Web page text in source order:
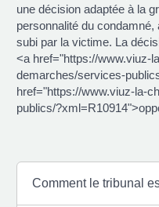
une décision adaptée à la
personnalité du
subi par la victime. La
<a href="https://www.viuz-
demarches/services-
href="https://www.viuz-la-
publics/
Comment le tribunal